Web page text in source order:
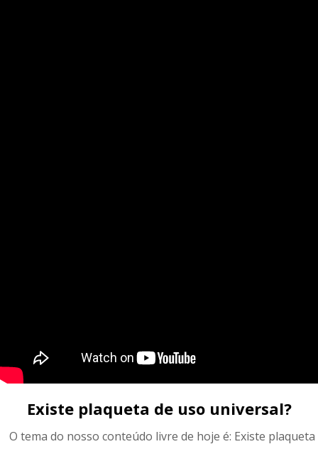
Existe plaqueta de uso universal?
O tema do nosso conteúdo livre de hoje é: Existe plaqueta